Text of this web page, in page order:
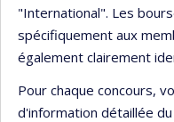
"International". Les
spécifiquement aux
également clairement
Pour chaque concours,
d'information détaillée